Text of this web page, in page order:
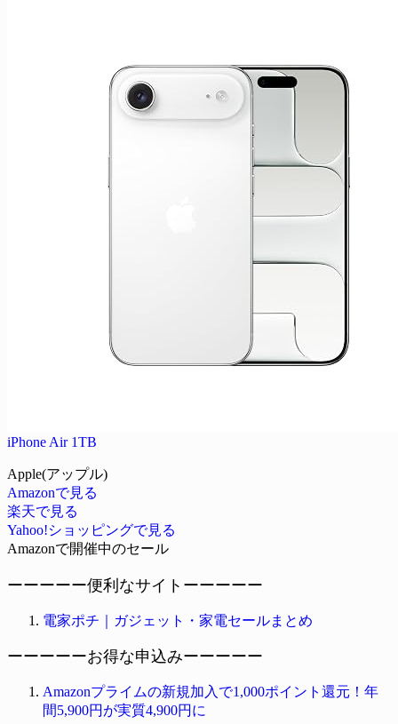
iPhone Air 1TB
Apple(アップル)
Amazonで見る
楽天で見る
Yahoo!ショッピングで見る
Amazonで開催中のセール
ーーーーー便利なサイトーーーーー
電家ポチ｜ガジェット・家電セールまとめ
ーーーーーお得な申込みーーーーー
Amazonプライムの新規加入で1,000ポイント還元！年
間5,900円が実質4,900円に